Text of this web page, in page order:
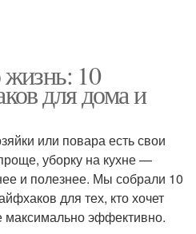
10
для дома и
или повара есть свои
уборку на кухне —
и полезнее. Мы собрали 10
для тех, кто хочет
максимально эффективно.